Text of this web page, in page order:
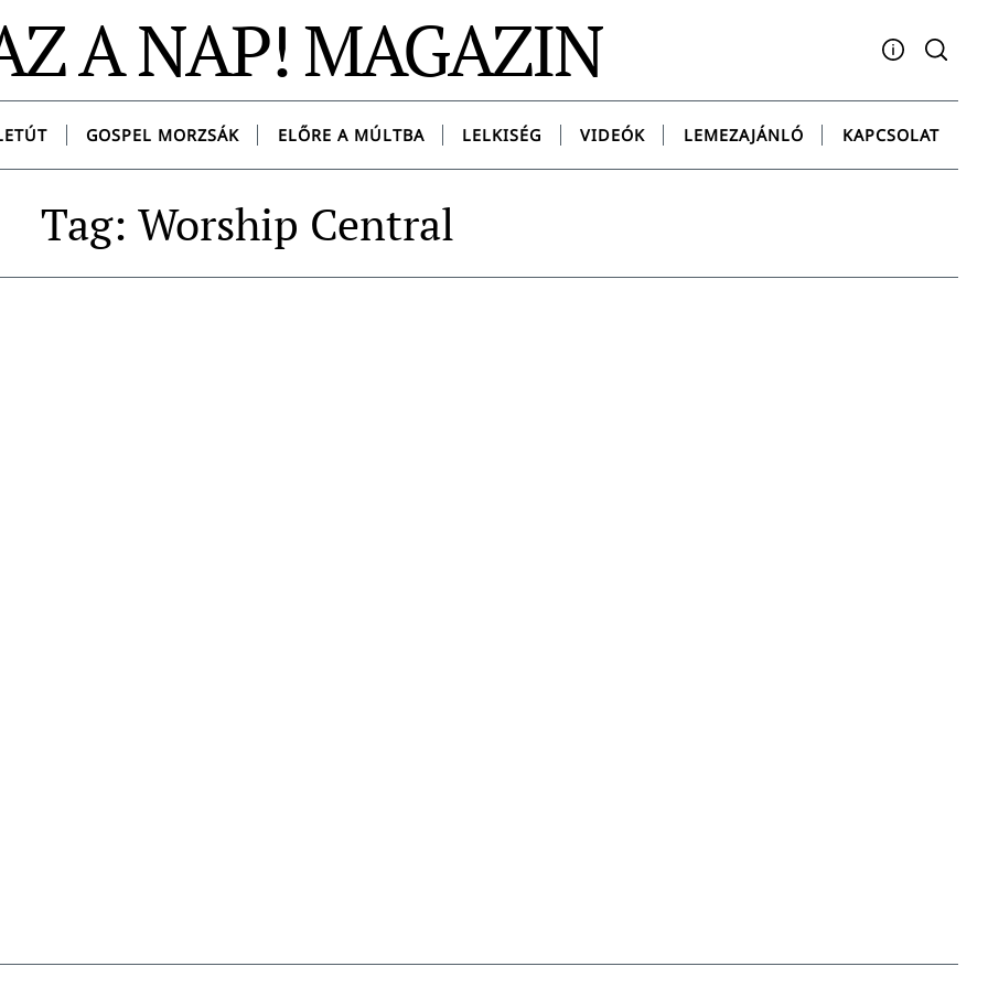
A NAP! MAGAZIN
Facebook
YouTubeInstagram
TwitterSpotify
GOSPEL MORZSÁK ELŐRE A MÚLTBA LELKISÉG VIDEÓK LEMEZAJÁNLÓ KAPCSOLAT
Tag: Worship Central